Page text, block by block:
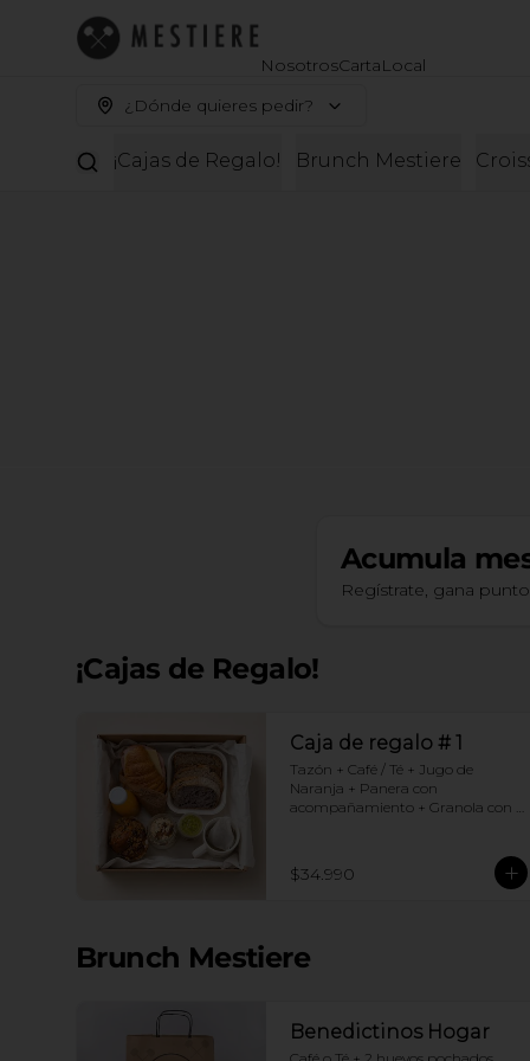
NosotrosCartaLocal
¿Dónde quieres pedir?
¡Cajas de Regalo! Brunch Mestiere
Acumula
Regístrate, gana
¡Cajas de Regalo!
Caja de regalo # 1
Tazón + Café / Té + Jugo de
Naranja + Panera con
acompañamiento + Granola con
$34.990
Brunch Mestiere
Benedictinos Hogar